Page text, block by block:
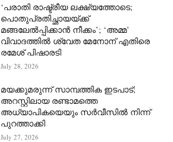
‘പരാതി രാഷ്ട്രീയ ലക്ഷ്യത്തോടെ;
പൊതുപ്രതിച്ഛായയ്ക്ക്
മങ്ങലേല്‍പ്പിക്കാന്‍ നീക്കം’; ‘അമ്മ’
വിവാദത്തില്‍ ശ്വേത മേനോന് എതിരെ
രമേശ് പിഷാരടി
July 28, 2026
മയക്കുമരുന്ന് സാമ്പത്തിക ഇടപാട്;
അറസ്റ്റിലായ രണ്ടാമത്തെ
അധ്യാപികയെയും സർവീസിൽ നിന്ന്
പുറത്താക്കി
July 27, 2026